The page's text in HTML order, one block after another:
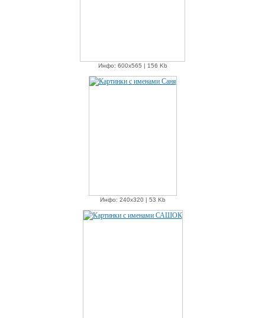
Инфо: 600х565 | 156 Kb
Инфо: 240х320 | 53 Kb